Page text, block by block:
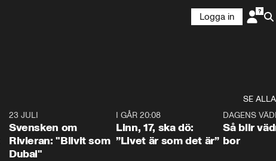
Logga in
SE ALLA
23 JULI
Svensken om
Rivieran: "Blivit som
Dubai"
I GÅR 20:08
Linn, 17, ska dö:
”Livet är som det är”
DAGENS
Så blir
bor